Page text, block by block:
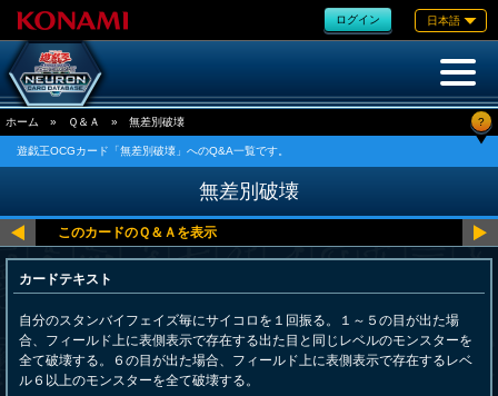
ログイン 日本語
ホーム » Ｑ＆Ａ » 無差別破壊 ?
遊戯王OCGカード「無差別破壊」へのQ&A一覧です。
無差別破壊
カードテキスト
自分のスタンバイフェイズ毎にサイコロを１回振る。１～５の目が出た場
合、フィールド上に表側表示で存在する出た目と同じレベルのモンスターを
全て破壊する。６の目が出た場合、フィールド上に表側表示で存在するレベ
ル６以上のモンスターを全て破壊する。